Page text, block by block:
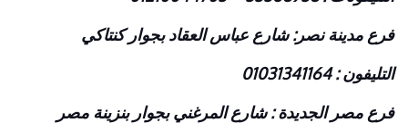
فرع مدينة نصر: شارع عباس العقاد بجوار كنتاكي
التليفون : 01031341164
فرع مصر الجديدة : شارع المرغني بجوار بنزينة مصر